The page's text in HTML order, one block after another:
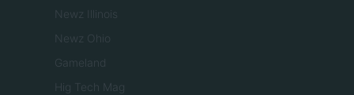
Newz Illinois
Newz Ohio
Gameland
Hig Tech Mag